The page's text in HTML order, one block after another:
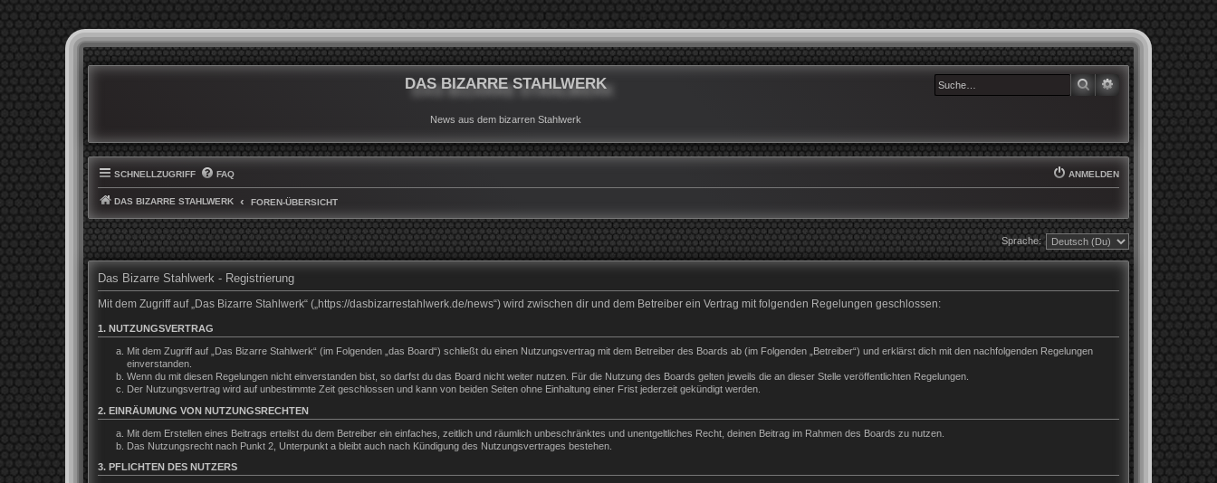
DAS BIZARRE STAHLWERK
News aus dem bizarren Stahlwerk
SUCHE
SCHNELLZUGRIFF FAQ ANMELDEN
DAS BIZARRE STAHLWERK FOREN-ÜBERSICHT
Sprache:
Das Bizarre Stahlwerk - Registrierung
Mit dem Zugriff auf „Das Bizarre Stahlwerk“ („https://dasbizarrestahlwerk.de/news“) wird zwischen dir und dem Betreiber ein Vertrag mit folgenden Regelungen geschlossen:
1. NUTZUNGSVERTRAG
Mit dem Zugriff auf „Das Bizarre Stahlwerk“ (im Folgenden „das Board“) schließt du einen Nutzungsvertrag mit dem Betreiber des Boards ab (im Folgenden „Betreiber“) und erklärst dich mit den nachfolgenden Regelungen
einverstanden.
Wenn du mit diesen Regelungen nicht einverstanden bist, so darfst du das Board nicht weiter nutzen. Für die Nutzung des Boards gelten jeweils die an dieser Stelle veröffentlichten Regelungen.
Der Nutzungsvertrag wird auf unbestimmte Zeit geschlossen und kann von beiden Seiten ohne Einhaltung einer Frist jederzeit gekündigt werden.
2. EINRÄUMUNG VON NUTZUNGSRECHTEN
Mit dem Erstellen eines Beitrags erteilst du dem Betreiber ein einfaches, zeitlich und räumlich unbeschränktes und unentgeltliches Recht, deinen Beitrag im Rahmen des Boards zu nutzen.
Das Nutzungsrecht nach Punkt 2, Unterpunkt a bleibt auch nach Kündigung des Nutzungsvertrages bestehen.
3. PFLICHTEN DES NUTZERS